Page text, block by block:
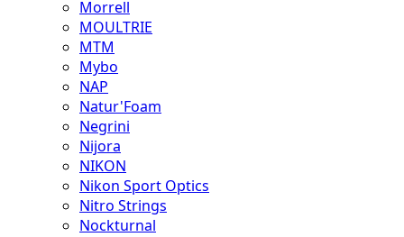
Morrell
MOULTRIE
MTM
Mybo
NAP
Natur'Foam
Negrini
Nijora
NIKON
Nikon Sport Optics
Nitro Strings
Nockturnal